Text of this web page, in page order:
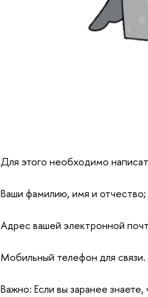
Для этого необходимо
Ваши фамилию, имя и отчество;
Адрес вашей электронной
Мобильный телефон для связи.
Важно: Если вы заранее